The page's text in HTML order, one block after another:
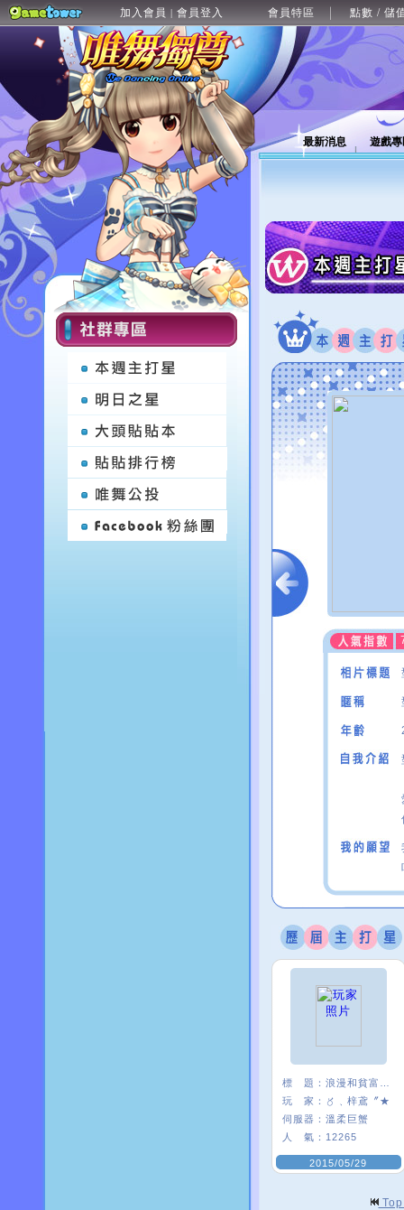
加入會員 | 會員登入 會員特區 點數 / 儲
最新消息 遊戲
標 題：
玩 家：
〥﹑梓鳶〞★
伺服器： 溫柔巨蟹
人 氣： 12265
2015/05/29